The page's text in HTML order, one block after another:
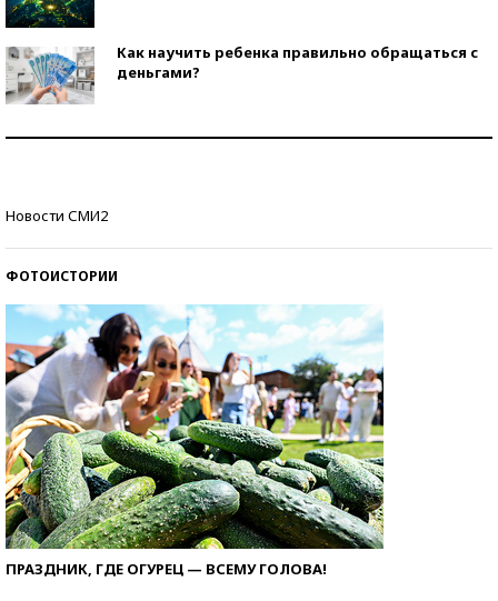
Как научить ребенка правильно обращаться с
деньгами?
Новости СМИ2
ФОТОИСТОРИИ
ПРАЗДНИК, ГДЕ ОГУРЕЦ — ВСЕМУ ГОЛОВА!